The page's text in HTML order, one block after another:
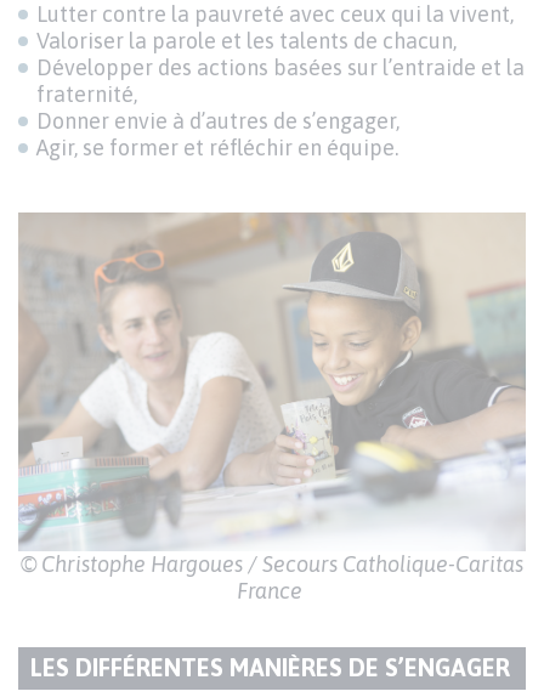
Lutter contre la pauvreté avec ceux qui la vivent,
Valoriser la parole et les talents de chacun,
Développer des actions basées sur l’entraide et la
fraternité,
Donner envie à d’autres de s’engager,
Agir, se former et réfléchir en équipe.
© Christophe Hargoues / Secours Catholique-Caritas
France
TITRE
LES DIFFÉRENTES MANIÈRES DE S’ENGAGER